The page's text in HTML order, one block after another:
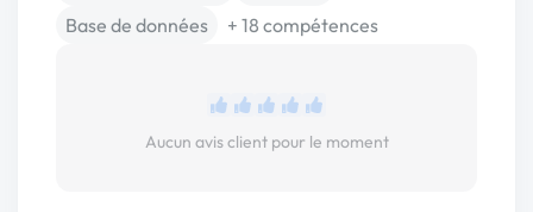
Base de données
+ 18 compétences
Aucun avis client pour le moment